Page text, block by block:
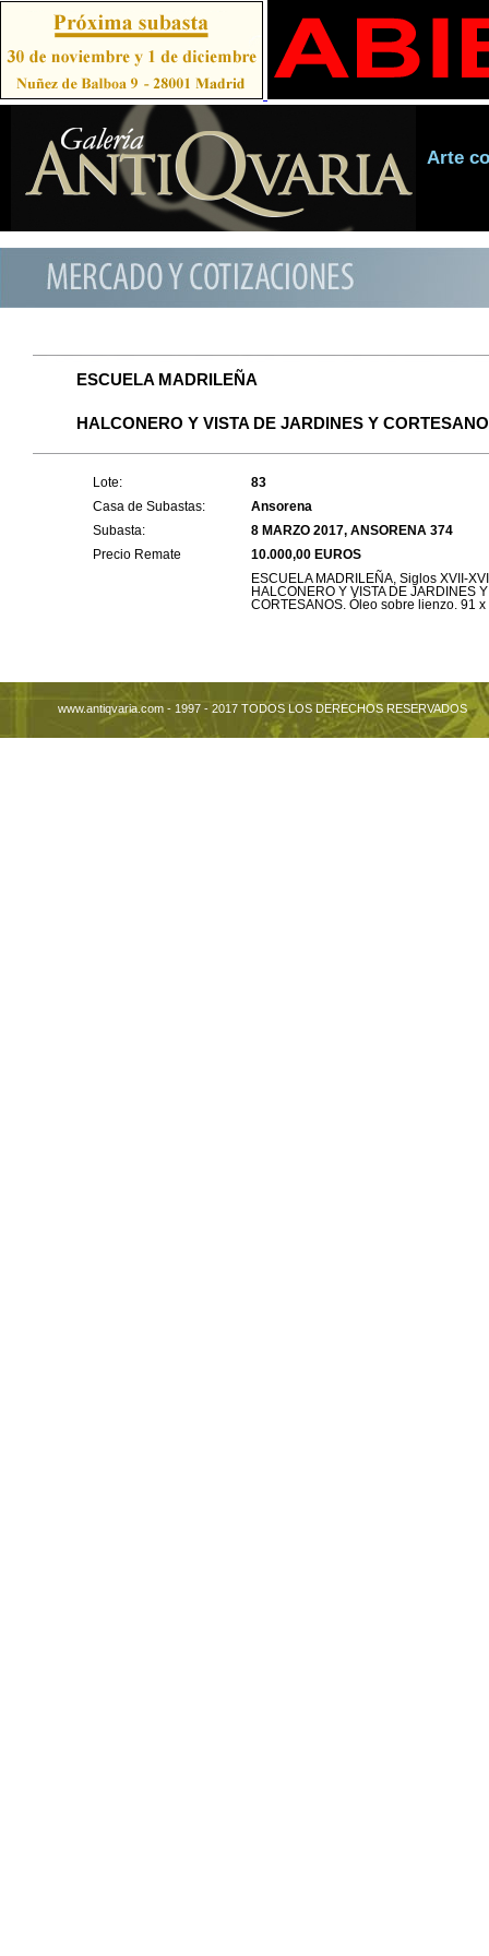
Arte
ESCUELA MADRILEÑA
HALCONERO Y VISTA DE JARDINES Y
Lote:
83
Casa de Subastas:
Ansorena
Subasta:
8 MARZO 2017, ANSORENA 374
Precio Remate
10.000,00 EUROS
ESCUELA MADRILEÑA, Siglos XVII-
HALCONERO Y VISTA DE JARDINES Y
CORTESANOS. Óleo sobre lienzo. 91 x
www.antiqvaria.com - 1997 - 2017 TODOS LOS DERECHOS RESERVADOS